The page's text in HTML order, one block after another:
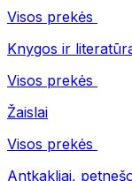
Visos prekės
Knygos ir
Visos prekės
Žaislai
Visos prekės
Antkakliai,